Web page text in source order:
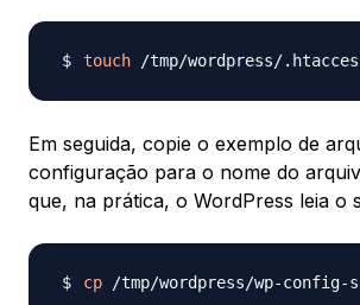
touch
Em seguida, copie o exemplo de
configuração para o nome do
que, na prática, o WordPress leia o
cp